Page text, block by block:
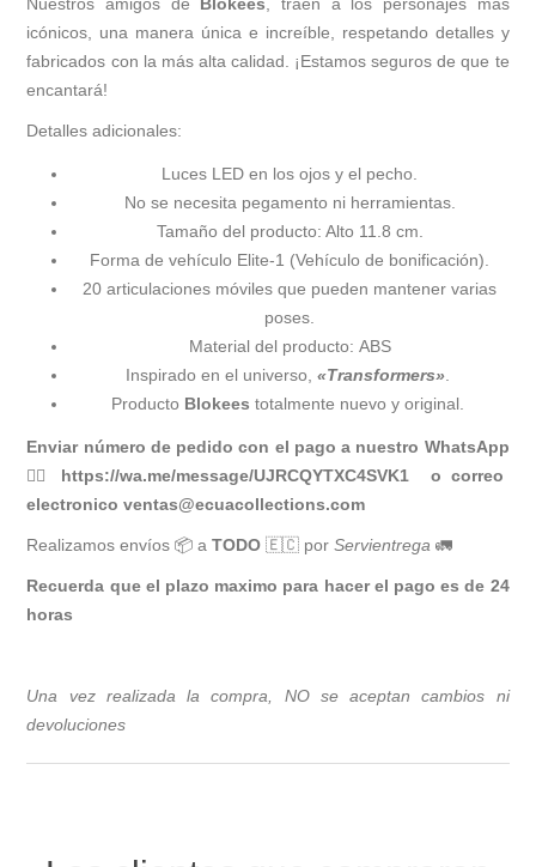
icónicos, una manera única e increíble, respetando detalles y
fabricados con la más alta calidad. ¡Estamos seguros de que te
encantará!
Detalles adicionales:
Luces LED en los ojos y el pecho.
No se necesita pegamento ni herramientas.
Tamaño del producto: Alto 11.8 cm.
Forma de vehículo Elite-1 (Vehículo de bonificación).
20 articulaciones móviles que pueden mantener varias
poses.
Material del producto: ABS
Inspirado en el universo, «Transformers».
Producto Blokees totalmente nuevo y original.
Enviar número de pedido con el pago a nuestro WhatsApp
👉🏻
https://wa.me/message/UJRCQYTXC4SVK1
o correo
electronicoventas@ecuacollections.com
Realizamos envíos 📦 aTODO 🇪🇨 porServientrega 🚛
Recuerda que el plazo maximo para hacer el pago es de 24
horas
Una vez realizada la compra, NO se aceptan cambios ni
devoluciones